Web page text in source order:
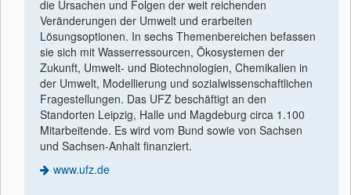
die Ursachen und Folgen der weit reichenden
Veränderungen der Umwelt und erarbeiten
Lösungsoptionen. In sechs Themenbereichen befassen
sie sich mit Wasserressourcen, Ökosystemen der
Zukunft, Umwelt- und Biotechnologien, Chemikalien in
der Umwelt, Modellierung und sozialwissenschaftlichen
Fragestellungen. Das UFZ beschäftigt an den
Standorten Leipzig, Halle und Magdeburg circa 1.100
Mitarbeitende. Es wird vom Bund sowie von Sachsen
und Sachsen-Anhalt finanziert.
www.ufz.de